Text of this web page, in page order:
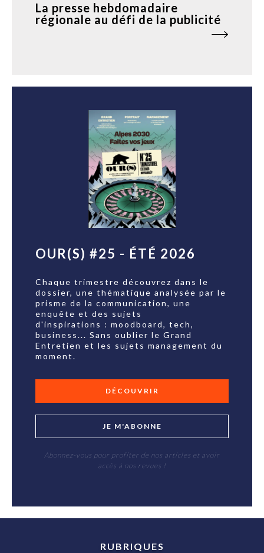
La presse hebdomadaire
régionale au défi de la publicité
OUR(S) #25 - ÉTÉ 2026
Chaque trimestre découvrez dans le
dossier, une thématique analysée par le
prisme de la communication, une
enquête et des sujets
d'inspirations : moodboard, tech,
business... Sans oublier le Grand
Entretien et les sujets management du
moment.
DÉCOUVRIR
JE M'ABONNE
Abonnez-vous pour profiter de nos articles et avoir
accès à nos revues !
RUBRIQUES